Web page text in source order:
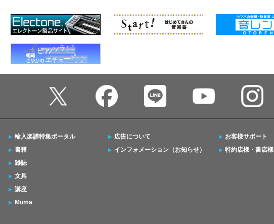
輸入楽譜特集ポータル
書籍
雑誌
文具
講座
Muma
広告について
インフォメーション（お知らせ）
お客様サポート
特約店様・書店